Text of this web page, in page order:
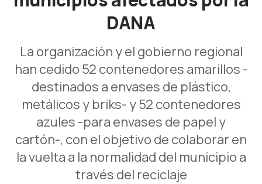
DANA
La organización y el gobierno regional
han cedido 52 contenedores amarillos -
destinados a envases de plástico,
metálicos y briks- y 52 contenedores
azules -para envases de papel y
cartón-, con el objetivo de colaborar en
la vuelta a la normalidad del municipio a
través del reciclaje